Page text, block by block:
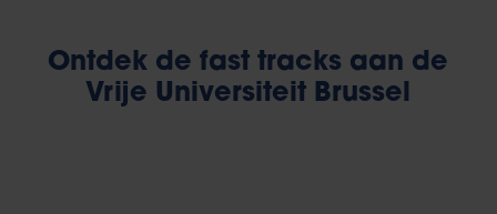
Ontdek de fast tracks aan de
Vrije Universiteit Brussel